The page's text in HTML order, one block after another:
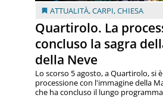
ATTUALITÀ,CARPI,CHIESA
Quartirolo. La
concluso la sagra
della Neve
Lo scorso 5 agosto, a Quartirolo, si
processione con l'immagine della
che ha concluso il lungo programma